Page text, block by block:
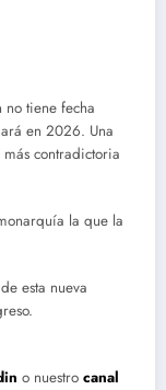
tiene fecha
en 2026. Una
contradictoria
la que la
esta nueva
o nuestro canal